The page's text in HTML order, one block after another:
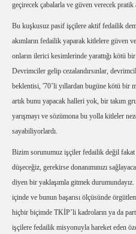
geçirecek çabalarla ve güven verecek
Bu kuşkusuz pasif işçilere aktif fedailik
akımların fedailik yaparak kitlelere güven
onların ilerici kesimlerinde yarattığı kötü
Devrimciler gelip cezalandırsınlar,
beklentisi, '70’li yıllardan bugüne kötü bir
artık bunu yapacak halleri yok, bir takım
yarışmayı ve sözümona bu yolla kitleler
sayabiliyorlardı.
Bizim sorunumuz işçiler fedailik değil
düşeceğiz, gerekirse donanımınızı
diyen bir yaklaşımla gitmek
içinde ve bunun başarısı ölçüsünde
hiçbir biçimde TKİP’li kadroların ya da
işçilere fedailik misyonuyla hareket eden